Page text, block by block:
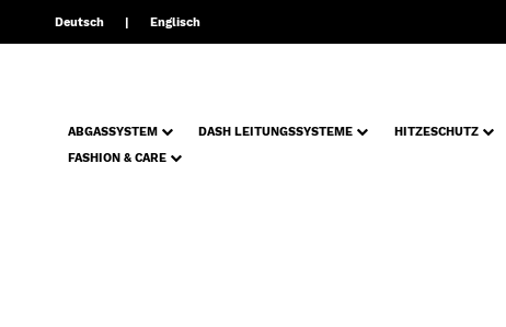
Deutsch Englisch
ABGASSYSTEM DASH LEITUNGSSYSTEME HITZESCHUTZ
FASHION & CARE